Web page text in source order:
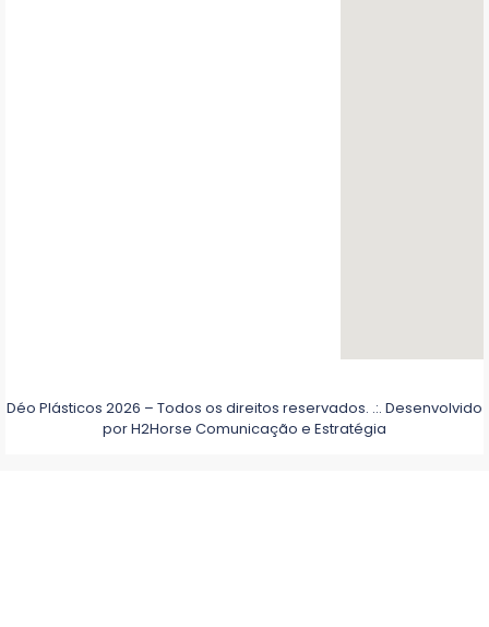
Déo Plásticos 2026 – Todos os direitos reservados. .:. Desenvolvido
porH2Horse Comunicação e Estratégia